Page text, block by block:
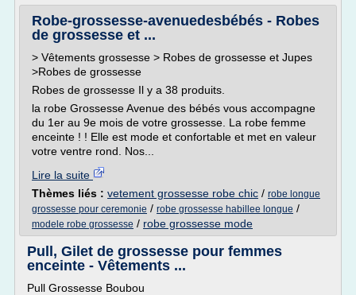
Robe-grossesse-avenuedesbébés - Robes
de grossesse et ...
> Vêtements grossesse > Robes de grossesse et Jupes
>Robes de grossesse
Robes de grossesse Il y a 38 produits.
la robe Grossesse Avenue des bébés vous accompagne
du 1er au 9e mois de votre grossesse. La robe femme
enceinte ! ! Elle est mode et confortable et met en valeur
votre ventre rond. Nos...
Lire la suite
Thèmes liés : vetement grossesse robe chic / robe longue
grossesse pour ceremonie / robe grossesse habillee longue /
modele robe grossesse / robe grossesse mode
Pull, Gilet de grossesse pour femmes
enceinte - Vêtements ...
Pull Grossesse Boubou